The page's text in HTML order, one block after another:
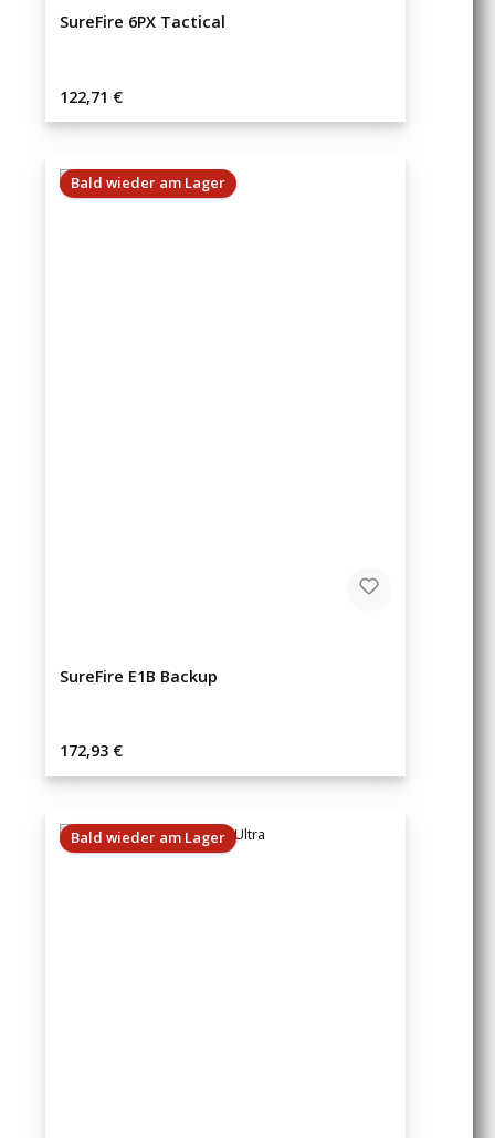
SureFire 6PX Tactical
Regulärer Preis:
122,71 €
Bald wieder am Lager
SureFire E1B Backup
Regulärer Preis:
172,93 €
Bald wieder am Lager